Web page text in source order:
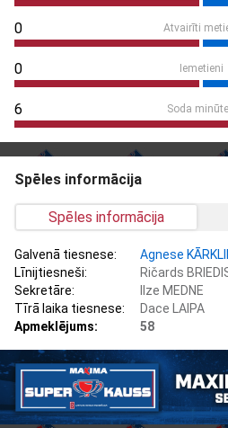
0 Atvairīti
0 Iemetieni
6 Soda
Spēles informācija
Spēles informācija
Galvenā tiesnese:
Agnese
Līnijtiesneši:
Ričards
Sekretāre:
Ilze MEDNE
Tīrā laika tiesnese:
Dace LAIPA
Apmeklējums:
58